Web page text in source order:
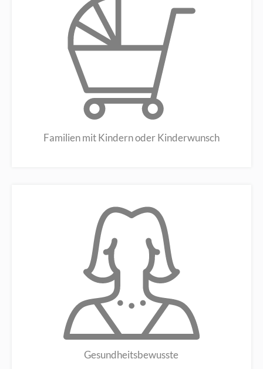
Familien mit Kindern oder Kinderwunsch
Gesundheitsbewusste